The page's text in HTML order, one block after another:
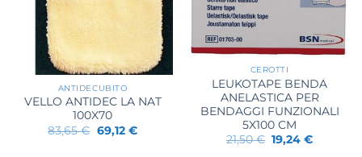
ANTIDECUBITO
VELLO ANTIDEC LA NAT
100X70
83,65€ Il
prezzo
69,12 €Il
CEROTTI
LEUKOTAPE BENDA
ANELASTICA PER
BENDAGGI FUNZIONALI
5X100 CM
21,50€ Il
prezzo
19,24€Il